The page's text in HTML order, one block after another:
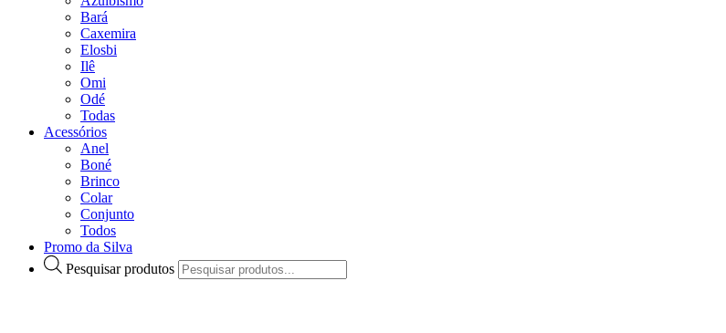
Bará
Caxemira
Elosbi
Ilê
Omi
Odé
Todas
Acessórios
Anel
Boné
Brinco
Colar
Conjunto
Todos
Promo da Silva
Pesquisar produtos